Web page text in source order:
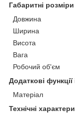
Габаритні розміри
Довжина
Ширина
Висота
Вага
Робочий об'єм
Додаткові
Матеріал
Технічні